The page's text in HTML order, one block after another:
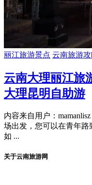
丽江旅游景点 云南旅游攻
云南大理丽江旅
大理昆明自助游
内容来自用户：
场出发，您可以在青年
如 ...
关于云南旅游网